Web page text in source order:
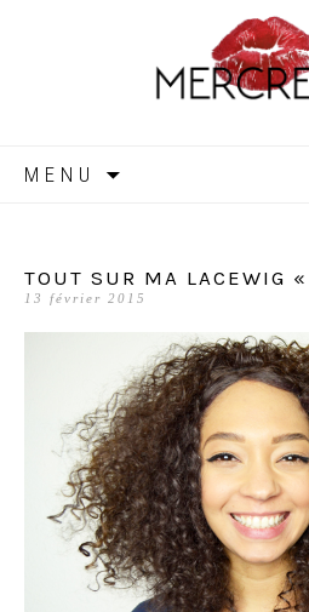
MENU
TOUT SUR MA LACEWIG
13 février 2015